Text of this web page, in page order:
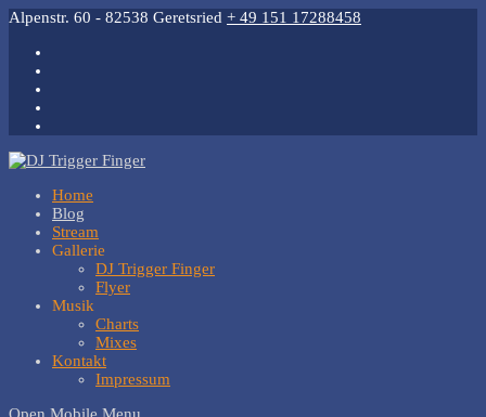
Alpenstr. 60 - 82538 Geretsried + 49 151 17288458
Home
Blog
Stream
Gallerie
DJ Trigger Finger
Flyer
Musik
Charts
Mixes
Kontakt
Impressum